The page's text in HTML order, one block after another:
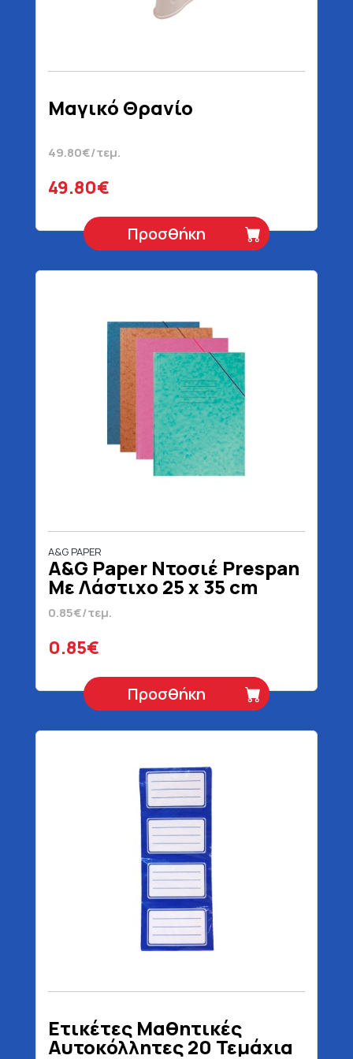
Μαγικό Θρανίο
49.80€/τεμ.
49.80€
Προσθήκη
A&G PAPER
A&G Paper Ντοσιέ Prespan
Με Λάστιχο 25 x 35 cm
0.85€/τεμ.
0.85€
Προσθήκη
Ετικέτες Μαθητικές
Αυτοκόλλητες 20 Τεμάχια